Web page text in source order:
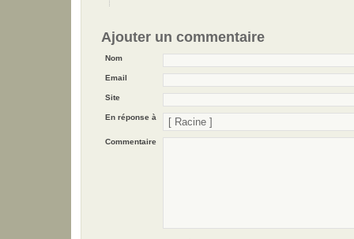
Ajouter un commentaire
Nom
Email
Site
En réponse à
Commentaire